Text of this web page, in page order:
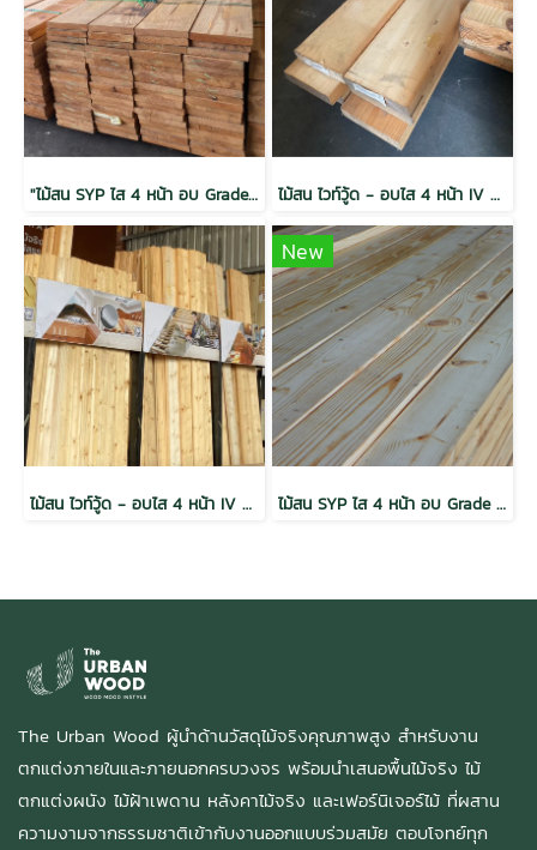
"ไม้สน SYP ไส 4 หน้า อบ Grade MSR 1.5x12x3.05 (38mm.x286mm.)" ไม้สน ไวท์วู้ด - อบไส 4 หน้า IV Grade (45mm x 195mm)2x8x3.0
ไม้สน ไวท์วู้ด - อบไส 4 หน้า IV Grade (20mmx95mm)1x4x2.4
New
ไม้สน SYP ไส 4 หน้า อบ Grade NO1 1.5x10x3.66 (38mm.x235mm.)
The Urban Wood ผู้นำด้านวัสดุไม้จริงคุณภาพสูง สำหรับงาน
ตกแต่งภายในและภายนอกครบวงจร พร้อมนำเสนอพื้นไม้จริง ไม้
ตกแต่งผนัง ไม้ฝ้าเพดาน หลังคาไม้จริง และเฟอร์นิเจอร์ไม้ ที่ผสาน
ความงามจากธรรมชาติเข้ากับงานออกแบบร่วมสมัย ตอบโจทย์ทุก